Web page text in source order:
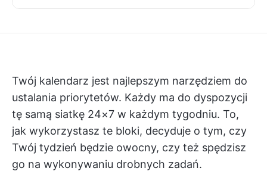
Twój kalendarz jest najlepszym narzędziem do
ustalania priorytetów. Każdy ma do dyspozycji
tę samą siatkę 24×7 w każdym tygodniu. To,
jak wykorzystasz te bloki, decyduje o tym, czy
Twój tydzień będzie owocny, czy też spędzisz
go na wykonywaniu drobnych zadań.